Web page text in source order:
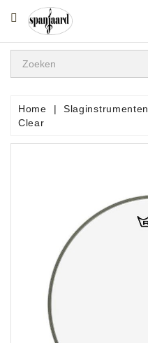
CATEGORIE
Home
In
De
Snaarinstrumenten
Apparatuur
Home Slaginstrumenten
Clear